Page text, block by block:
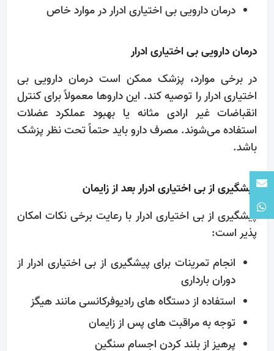
درمان دارویی بی‌ اختیاری ادرار در موارد خاص
درمان دارویی بی‌ اختیاری ادرار
در برخی موارد، پزشک ممکن است درمان دارویی بی‌
اختیاری ادرار را توصیه کند. این داروها معمولاً برای کنترل
انقباضات غیر ارادی مثانه یا بهبود عملکرد عضلات
استفاده می‌شوند. مصرف دارو باید حتماً تحت نظر پزشک
باشد.
پیشگیری از بی‌ اختیاری ادرار بعد از زایمان
پیشگیری از بی‌ اختیاری ادرار با رعایت برخی نکات امکان
‌پذیر است:
انجام تمرینات برای پیشگیری از بی‌ اختیاری ادرار از
دوران بارداری
استفاده از دستگاه های رادیوفرکانسی مانند هیگز
توجه به مراقبت ‌های پس از زایمان
پرهیز از بلند کردن اجسام سنگین